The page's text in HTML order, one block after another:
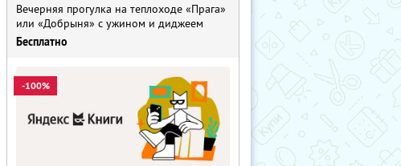
Вечерняя прогулка на теплоходе «Прага»
или «Добрыня» с ужином и диджеем
Бесплатно
-100%